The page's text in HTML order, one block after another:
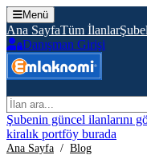
Menü
Ana SayfaTüm İlanlar
Danışman Girişi
İlan ara
Şubenin güncel ilanlarını
kiralık portföy burada
Ana Sayfa / Blog